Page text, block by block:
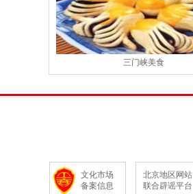
三门峡美食
文化市场
备案信息
北京地区网站
联合辟谣平台